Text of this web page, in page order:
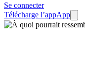
Se connecter
Télécharge l’appApp